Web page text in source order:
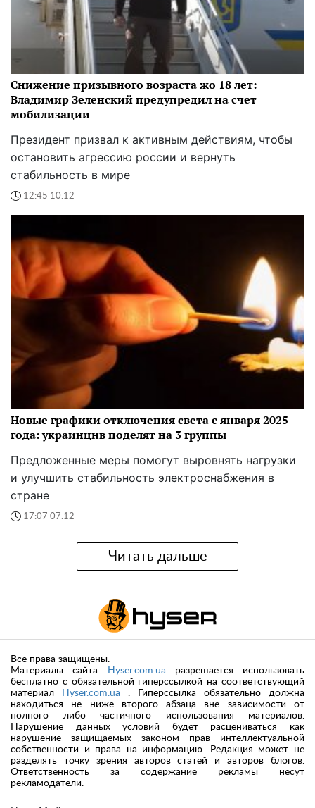
Снижение призывного возраста жо 18 лет:
Владимир Зеленский предупредил на счет
мобилизации
Президент призвал к активным действиям, чтобы
остановить агрессию россии и вернуть
стабильность в мире
12:45 10.12
Новые графики отключения света с января 2025
года: украинцнв поделят на 3 группы
Предложенные меры помогут выровнять нагрузки
и улучшить стабильность электроснабжения в
стране
17:07 07.12
Читать дальше
Все права защищены.
Материалы сайта
Hyser.com.ua разрешается использовать
бесплатно с обязательной гиперссылкой на соответствующий
материал
Hyser.com.ua . Гиперссылка обязательно должна
находиться не ниже второго абзаца вне зависимости от
полного либо частичного использования материалов.
Нарушение данных условий будет расцениваться как
нарушение защищаемых законом прав интеллектуальной
собственности и права на информацию. Редакция может не
разделять точку зрения авторов статей и авторов блогов.
Ответственность за содержание рекламы несут
рекламодатели.